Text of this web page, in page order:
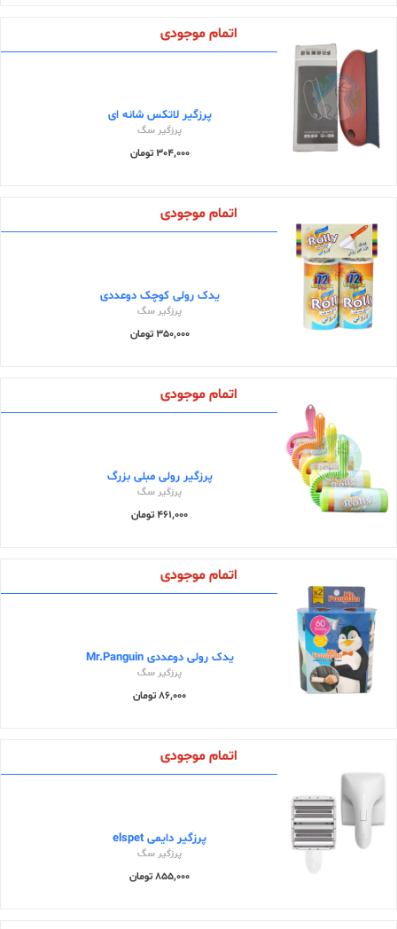
اتمام موجودی
پرزگیر لاتکس شانه ای
پرزگیر سگ
304,000 تومان
اتمام موجودی
یدک رولی کوچک دوعددی
پرزگیر سگ
350,000 تومان
اتمام موجودی
پرزگیر رولی مبلی بزرگ
پرزگیر سگ
461,000 تومان
اتمام موجودی
یدک رولی دوعددی Mr.Panguin
پرزگیر سگ
86,000 تومان
اتمام موجودی
پرزگیر دایمی elspet
پرزگیر سگ
855,000 تومان